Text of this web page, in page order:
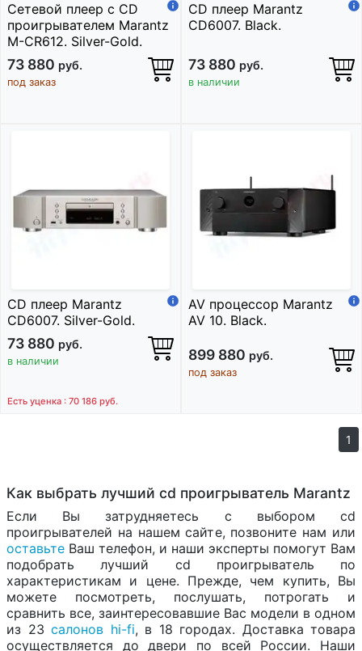
Сетевой плеер c CD
проигрывателем Marantz
M-CR612. Silver-Gold.
73 880 руб.
под заказ
CD плеер Marantz
CD6007. Black.
73 880 руб.
в наличии
CD плеер Marantz
CD6007. Silver-Gold.
73 880 руб.
в наличии
Есть уценка : 70 186 руб.
AV процессор Marantz
AV 10. Black.
899 880 руб.
под заказ
1
Как выбрать лучший cd проигрыватель Marantz
Если Вы затрудняетесь с выбором cd
проигрывателей на нашем сайте, позвоните нам или
оставьте Ваш телефон, и наши эксперты помогут Вам
подобрать лучший cd проигрыватель по
характеристикам и цене. Прежде, чем купить, Вы
можете посмотреть, послушать, потрогать и
сравнить все, заинтересовавшие Вас модели в одном
из 23 салонов hi-fi, в 18 городах. Доставка товара
осуществляется до двери по всей России. Наши